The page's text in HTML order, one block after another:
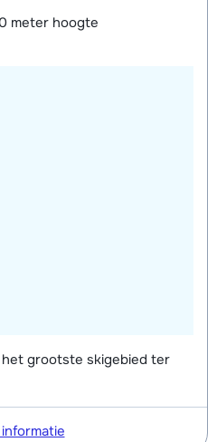
meter hoogte
het grootste skigebied ter